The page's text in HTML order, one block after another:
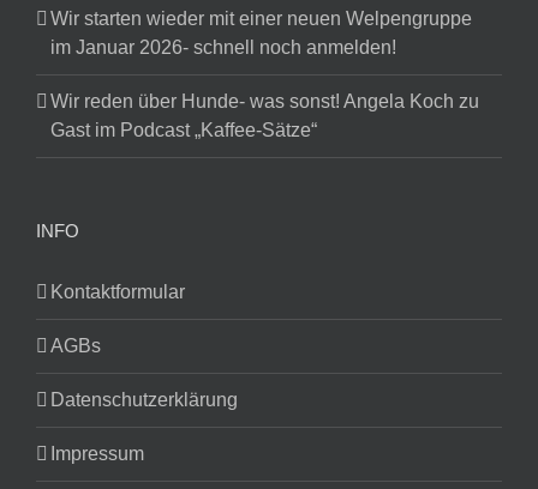
Wir starten wieder mit einer neuen Welpengruppe
im Januar 2026- schnell noch anmelden!
Wir reden über Hunde- was sonst! Angela Koch zu
Gast im Podcast „Kaffee-Sätze“
INFO
Kontaktformular
AGBs
Datenschutzerklärung
Impressum